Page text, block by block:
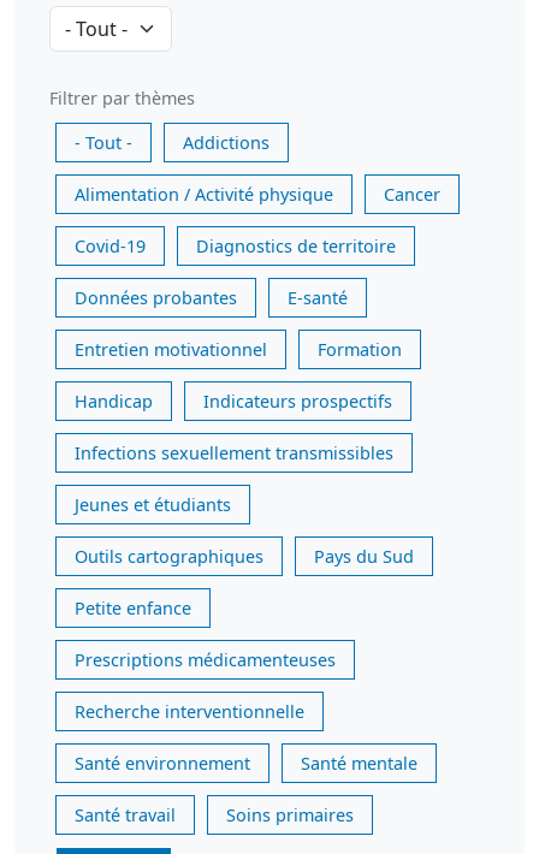
Filtrer par thèmes
- Tout -
Addictions
Alimentation / Activité physique Cancer
Covid-19 Diagnostics de territoire
Données probantes E-santé
Entretien motivationnel Formation
Handicap Indicateurs prospectifs
Infections sexuellement transmissibles
Jeunes et étudiants
Outils cartographiques Pays du Sud
Petite enfance
Prescriptions médicamenteuses
Recherche interventionnelle
Santé environnement Santé mentale
Santé travail Soins primaires